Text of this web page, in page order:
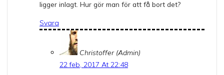
ligger inlagt. Hur gör man för att få bort det?
Svara
Christoffer (Admin)
22 feb, 2017 At 22:48